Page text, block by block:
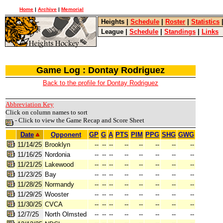
Home | Archive | Memorial
Heights Schedule Roster Statistics
League
Schedule Standings Links
Game Log : Dontay Rodriguez
Back to the profile for Dontay Rodriguez
Abbreviation Key
Click on column names to sort
- Click to view the Game Recap and Score Sheet
Date
Opponent GP G A PTS PIM PPG SHG GWG
11/14/25 Brooklyn -- -- -- -- -- -- --
--
11/16/25 Nordonia -- -- -- -- -- -- --
--
11/21/25 Lakewood -- -- -- -- -- -- --
--
11/23/25 Bay -- -- -- -- -- -- --
--
11/28/25 Normandy -- -- -- -- -- -- --
--
11/29/25 Wooster -- -- -- -- -- -- --
--
11/30/25 CVCA -- -- -- -- -- -- --
--
12/7/25
North Olmsted -- -- -- -- -- -- --
--